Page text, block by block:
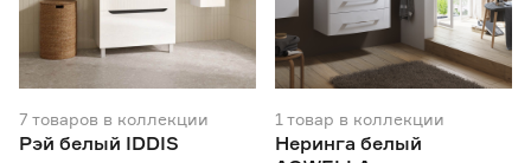
7 товаров в коллекции
Рэй белый IDDIS
1 товар в коллекции
Неринга белый